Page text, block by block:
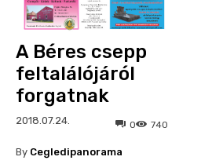
A Béres csepp
feltalálójáról
forgatnak
2018.07.24. 740
0
By Cegledipanorama